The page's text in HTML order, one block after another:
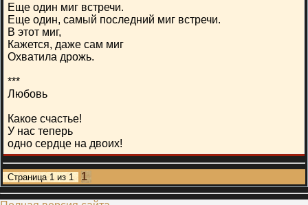
Еще один миг встречи.
Еще один, самый последний миг встречи.
В этот миг,
Кажется, даже сам миг
Охватила дрожь.
***
Любовь
Какое счастье!
У нас теперь
одно сердце на двоих!
Страница 1 из 1 1